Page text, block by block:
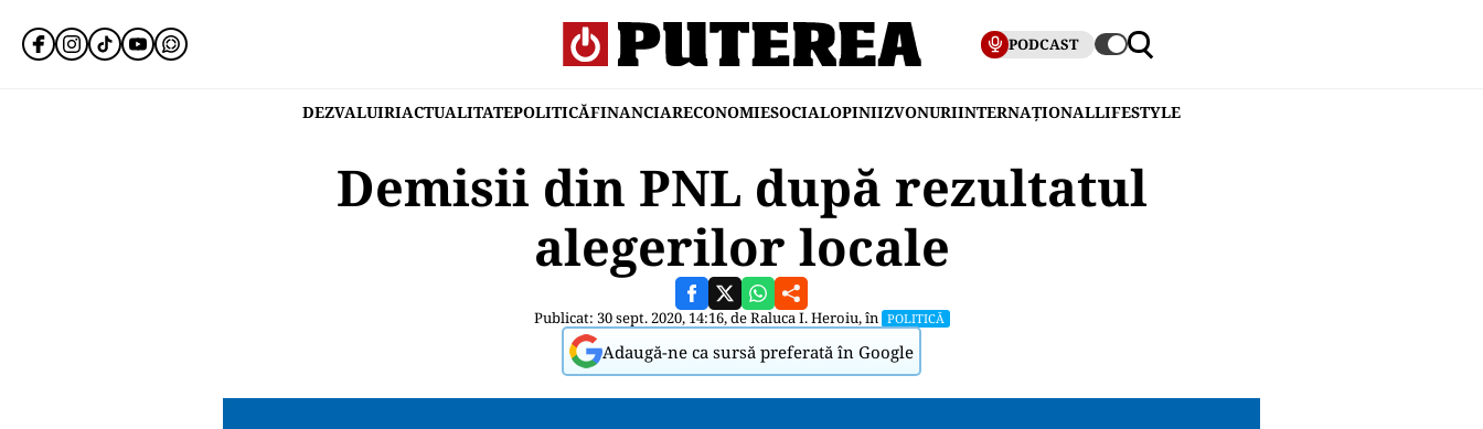
PODCAST
DEZVALUIRIACTUALITATEPOLITICĂFINANCIARECONOMIESOCIALOPINIIZVONURIINTERNAȚIONALLIFESTYLE
Demisii din PNL după rezultatul
alegerilor locale
Publicat: 30 sept. 2020, 14:16, deRaluca I. Heroiu, în POLITICĂ
Adaugă-ne ca sursă preferată în Google